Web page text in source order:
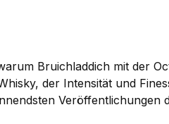
Bruichladdich mit der
der Intensität und
Veröffentlichungen